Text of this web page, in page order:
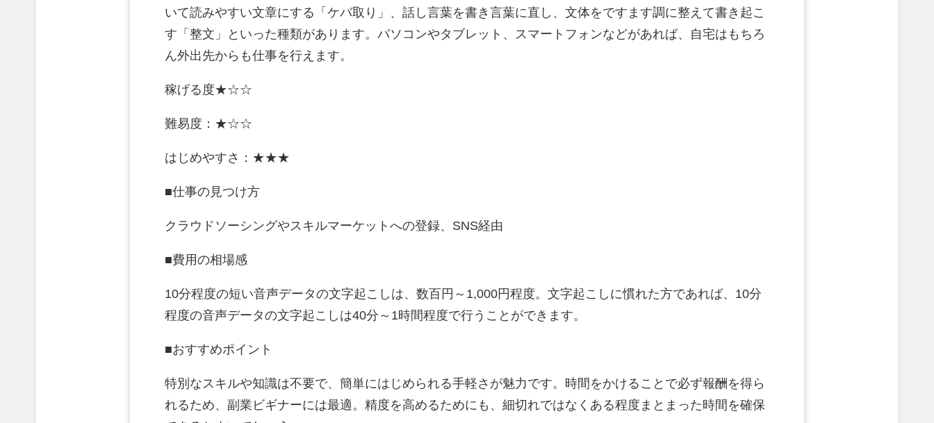
いて読みやすい文章にする「ケバ取り」、話し言葉を書き言葉に直し、文体をですます調に整えて書き起こ
す「整文」といった種類があります。パソコンやタブレット、スマートフォンなどがあれば、自宅はもちろ
ん外出先からも仕事を行えます。
稼げる度★☆☆
難易度：★☆☆
はじめやすさ：★★★
■仕事の見つけ方
クラウドソーシングやスキルマーケットへの登録、SNS経由
■費用の相場感
10分程度の短い音声データの文字起こしは、数百円～1,000円程度。文字起こしに慣れた方であれば、10分
程度の音声データの文字起こしは40分～1時間程度で行うことができます。
■おすすめポイント
特別なスキルや知識は不要で、簡単にはじめられる手軽さが魅力です。時間をかけることで必ず報酬を得ら
れるため、副業ビギナーには最適。精度を高めるためにも、細切れではなくある程度まとまった時間を確保